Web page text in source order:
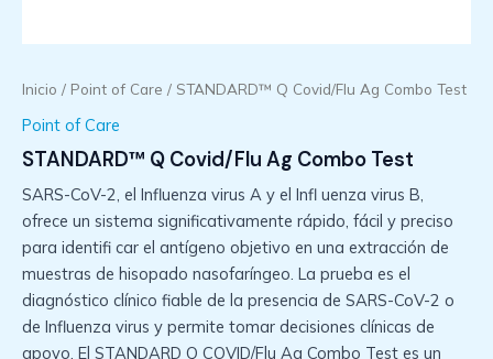
Inicio / Point of Care / STANDARD™ Q Covid/Flu Ag Combo Test
Point of Care
STANDARD™ Q Covid/Flu Ag Combo Test
SARS-CoV-2, el Influenza virus A y el Infl uenza virus B,
ofrece un sistema significativamente rápido, fácil y preciso
para identifi car el antígeno objetivo en una extracción de
muestras de hisopado nasofaríngeo. La prueba es el
diagnóstico clínico fiable de la presencia de SARS-CoV-2 o
de Influenza virus y permite tomar decisiones clínicas de
apoyo. El STANDARD Q COVID/Flu Ag Combo Test es un